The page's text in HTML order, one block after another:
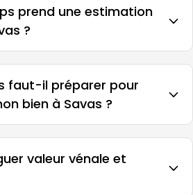
prend une estimation
?
faut-il préparer pour
bien à Savas ?
valeur vénale et